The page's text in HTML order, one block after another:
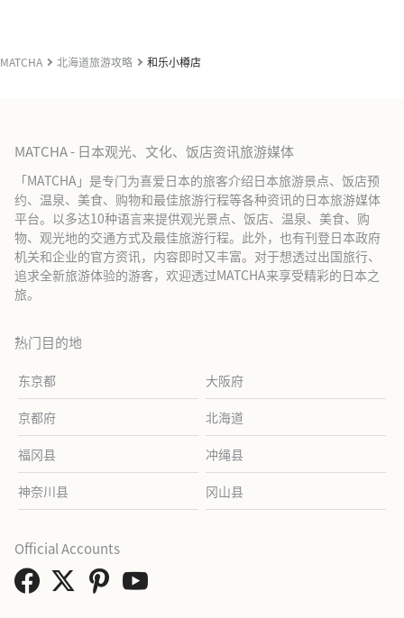
MATCHA 北海道旅游攻略 和乐小樽店
MATCHA - 日本观光、文化、饭店资讯旅游媒体
「MATCHA」是专门为喜爱日本的旅客介绍日本旅游景点、饭店预
约、温泉、美食、购物和最佳旅游行程等各种资讯的日本旅游媒体
平台。以多达10种语言来提供观光景点、饭店、温泉、美食、购
物、观光地的交通方式及最佳旅游行程。此外，也有刊登日本政府
机关和企业的官方资讯，内容即时又丰富。对于想透过出国旅行、
追求全新旅游体验的游客，欢迎透过MATCHA来享受精彩的日本之
旅。
热门目的地
东京都 大阪府
京都府 北海道
福冈县 冲绳县
神奈川县 冈山县
Official Accounts